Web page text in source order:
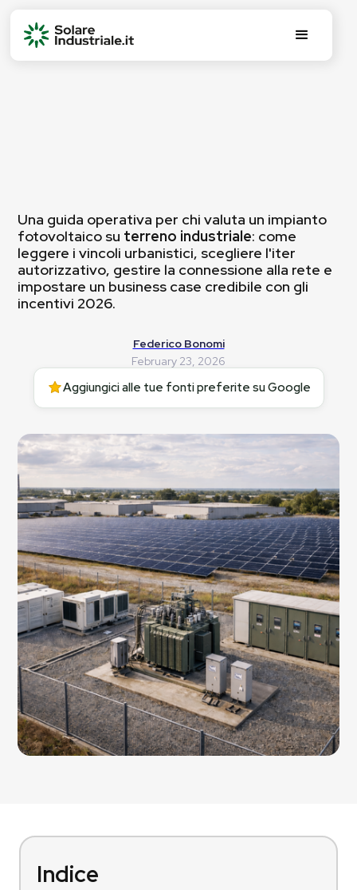
Una guida operativa per chi valuta un impianto
fotovoltaico su terreno industriale: come
leggere i vincoli urbanistici, scegliere l'iter
autorizzativo, gestire la connessione alla rete e
impostare un business case credibile con gli
incentivi 2026.
Federico Bonomi
February 23, 2026
Aggiungici alle tue fonti preferite su Google
Indice